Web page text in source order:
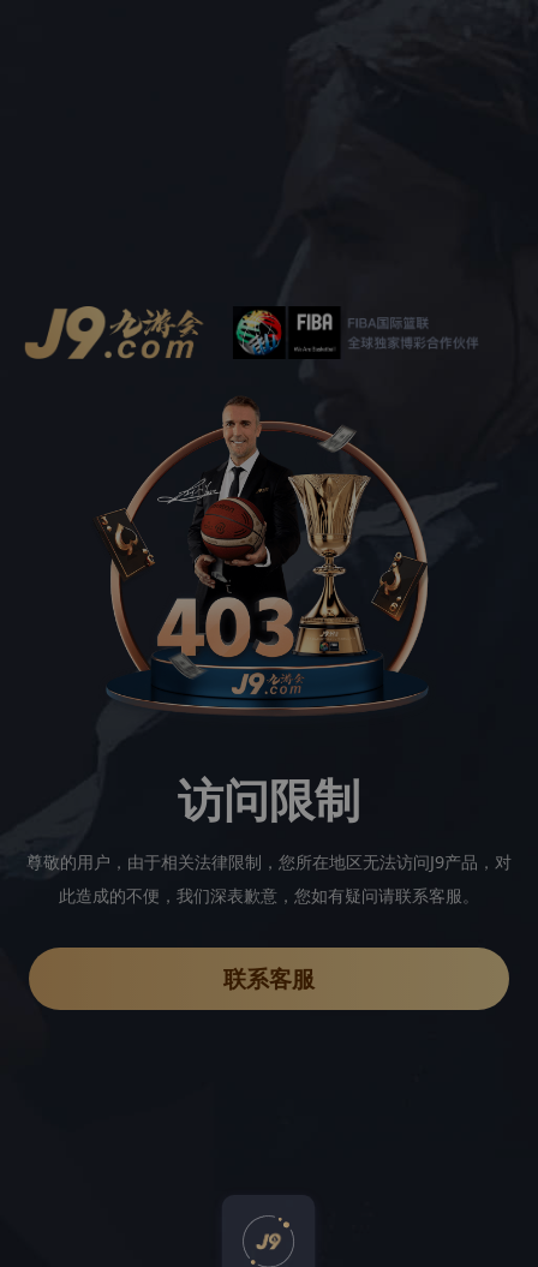
访问限制
尊敬的用户，由于相关法律限制，您所在地区无法访问J9产品，对
此造成的不便，我们深表歉意，您如有疑问请联系客服。
联系客服